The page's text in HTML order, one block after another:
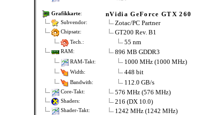
Grafikkarte: nVidia GeForce GTX 260
Subvendor: Zotac/PC Partner
Chipsatz: GT200 Rev. B1
Tech.: 55 nm
RAM: 896 MB GDDR3
RAM-Takt: 1000 MHz (1000 MHz)
Width: 448 bit
Bandwith: 112.0 GB/s
Core-Takt: 576 MHz (576 MHz)
Shaders: 216 (DX 10.0)
Shader-Takt: 1242 MHz (1242 MHz)